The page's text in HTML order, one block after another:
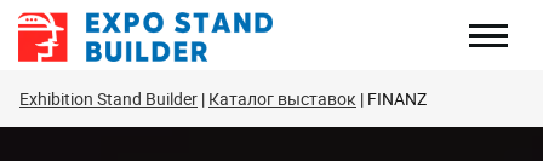
Перейти
Exhibition Stand Builder Каталог выставок FINANZ